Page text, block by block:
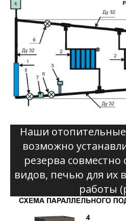
Наши
возможно
резерва совместно
видов, печью для их
работы